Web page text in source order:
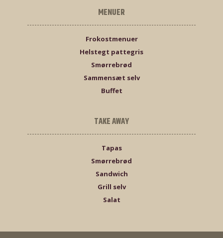
MENUER
Frokostmenuer
Helstegt pattegris
Smørrebrød
Sammensæt selv
Buffet
TAKE AWAY
Tapas
Smørrebrød
Sandwich
Grill selv
Salat